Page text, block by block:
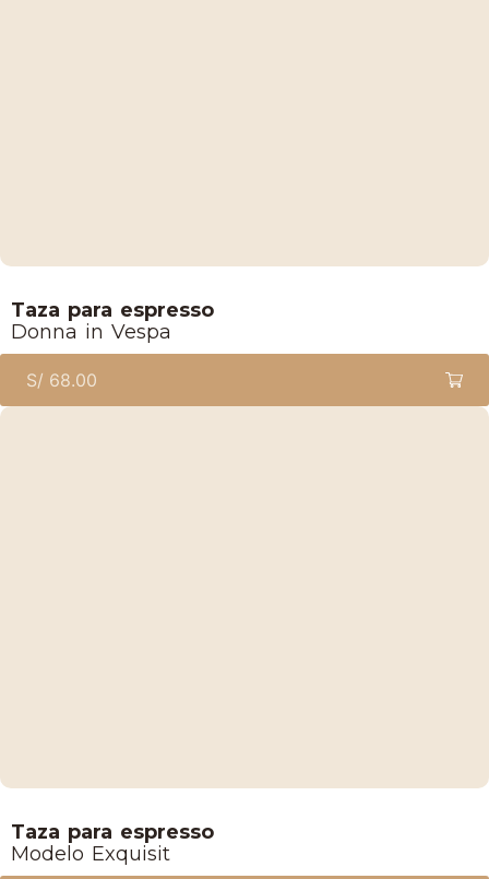
Taza para espresso
Donna in Vespa
S/ 68.00
Taza para espresso
Modelo Exquisit